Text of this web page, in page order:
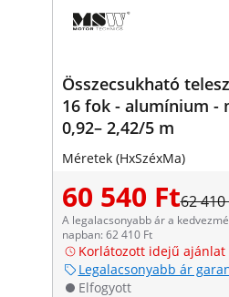
Összecsukható
16 fok - alumínium -
0,92– 2,42/5 m
Méretek (HxSzéxMa)
60 540 Ft62 410
A legalacsonyabb ár a
napban: 62 410 Ft
Korlátozott idejű ajánlat
Legalacsonyabb ár
Elfogyott